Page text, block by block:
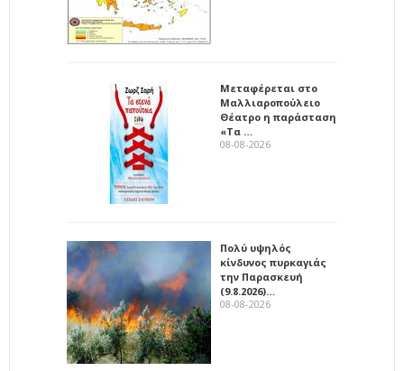
Μεταφέρεται στο
Μαλλιαροπούλειο
Θέατρο η παράσταση
«Τα …
08-08-2026
Πολύ υψηλός
κίνδυνος πυρκαγιάς
την Παρασκευή
(9.8.2026)…
08-08-2026